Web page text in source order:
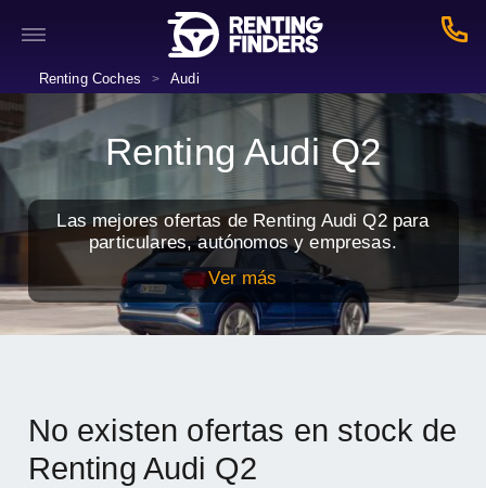
Renting Coches > Audi
Renting Audi Q2
Las mejores ofertas de Renting Audi Q2 para
particulares, autónomos y empresas.
Ver más
No existen ofertas en stock de
Renting Audi Q2